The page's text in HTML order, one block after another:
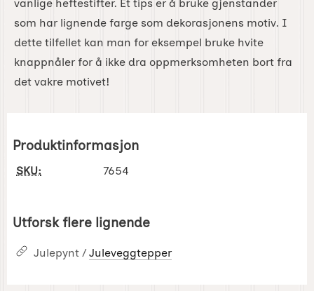
vanlige heftestifter. Et tips er å bruke gjenstander
som har lignende farge som dekorasjonens motiv. I
dette tilfellet kan man for eksempel bruke hvite
knappnåler for å ikke dra oppmerksomheten bort fra
det vakre motivet!
Produktinformasjon
SKU: 7654
Utforsk flere lignende
Julepynt / Juleveggtepper